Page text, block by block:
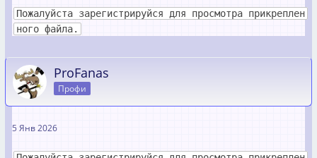
Пожалуйста зарегистрируйся для просмотра прикреплен
ного файла.
ProFanas
Профи
5 Янв 2026